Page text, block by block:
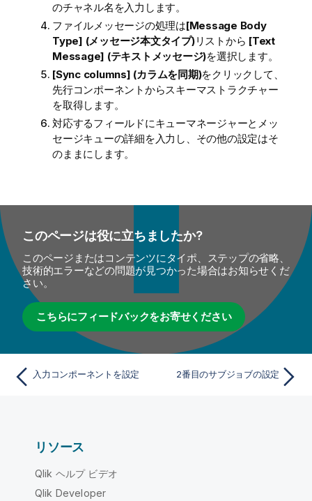
のチャネル名を入力します。
ファイルメッセージの処理は[Message Body
Type] (メッセージ本文タイプ)リストから [Text
Message] (テキストメッセージ)を選択します。
[Sync columns] (カラムを同期)をクリックして、
先行コンポーネントからスキーマストラクチャー
を取得します。
対応するフィールドにキューマネージャーとメッ
セージキューの詳細を入力し、その他の設定はそ
のままにします。
このページは役に立ちましたか?
このページまたはコンテンツにタイポ、ステップの省略、
技術的エラーなどの問題が見つかった場合はお知らせくだ
さい。
こちらにフィードバックをお寄せください
入力コンポーネントを設定 2番目のサブジョブの設定
リソース
Qlik ヘルプ ビデオ
Qlik Developer